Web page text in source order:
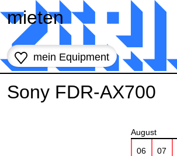
mieten
mein Equipment
Sony FDR-AX700
August
06 07